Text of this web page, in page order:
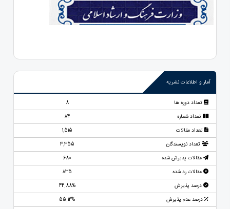
آمار و اطلاعات نشریه
تعداد دوره ها
8
تعداد شماره
84
تعداد مقالات
1,515
تعداد نویسندگان
3,355
مقالات پذیرش شده
680
مقالات رد شده
835
درصد پذیرش
44.88%
درصد عدم پذیرش
55.12%